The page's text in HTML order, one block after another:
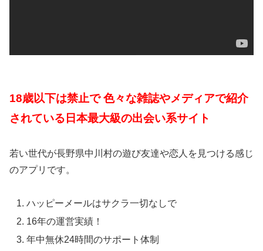
18歳以下は禁止で 色々な雑誌やメディアで紹介
されている日本最大級の出会い系サイト
若い世代が長野県中川村の遊び友達や恋人を見つける感じ
のアプリです。
ハッピーメールはサクラ一切なしで
16年の運営実績！
年中無休24時間のサポート体制